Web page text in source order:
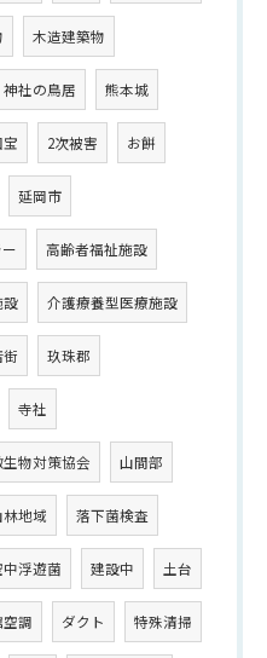
木造建築物
神社の鳥居 熊本城
宝 2次被害 お餅
延岡市
高齢者福祉施設
設 介護療養型医療施設
玖珠郡
寺社
物対策協会 山間部
林地域 落下菌検査
中浮遊菌 建設中 土台
調 ダクト 特殊清掃